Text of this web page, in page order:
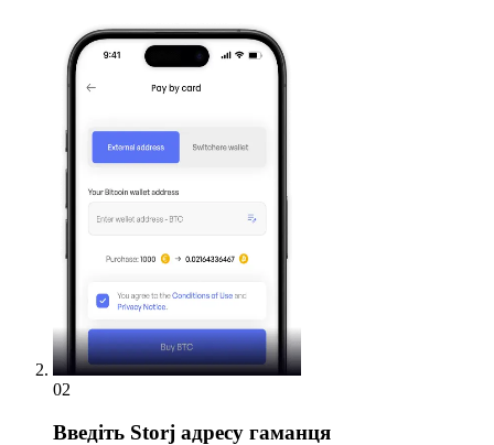
02
Введіть Storj адресу гаманця